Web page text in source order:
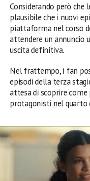
Considerando però che
plausibile che i nuovi
piattaforma nel corso
attendere un annuncio
uscita definitiva.
Nel frattempo, i fan
episodi della terza
attesa di scoprire come
protagonisti nel quarto